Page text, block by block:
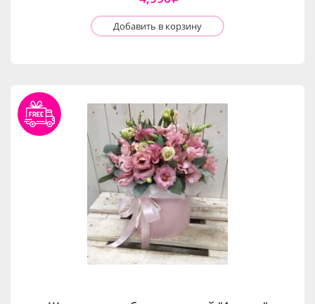
Добавить в корзину